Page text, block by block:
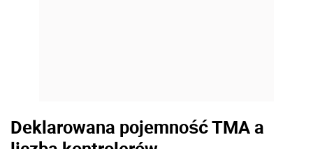
Deklarowana pojemność TMA a